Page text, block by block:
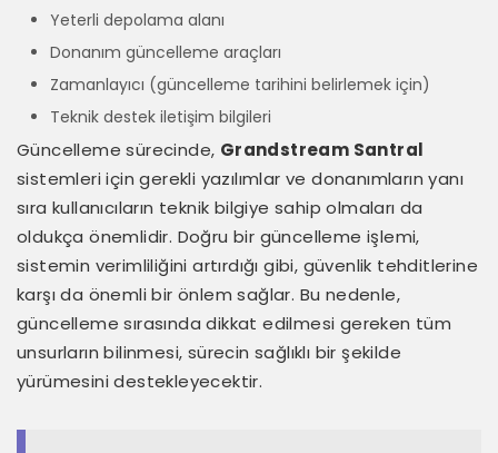
Yeterli depolama alanı
Donanım güncelleme araçları
Zamanlayıcı (güncelleme tarihini belirlemek için)
Teknik destek iletişim bilgileri
Güncelleme sürecinde, Grandstream Santral
sistemleri için gerekli yazılımlar ve donanımların yanı
sıra kullanıcıların teknik bilgiye sahip olmaları da
oldukça önemlidir. Doğru bir güncelleme işlemi,
sistemin verimliliğini artırdığı gibi, güvenlik tehditlerine
karşı da önemli bir önlem sağlar. Bu nedenle,
güncelleme sırasında dikkat edilmesi gereken tüm
unsurların bilinmesi, sürecin sağlıklı bir şekilde
yürümesini destekleyecektir.